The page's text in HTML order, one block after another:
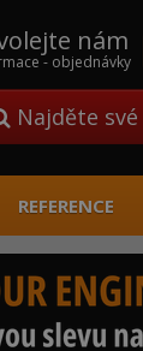
nám
- objednávky
Najděte
REFERENCE